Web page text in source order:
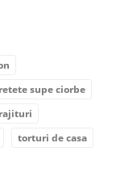
retete supe ciorbe
torturi de casa